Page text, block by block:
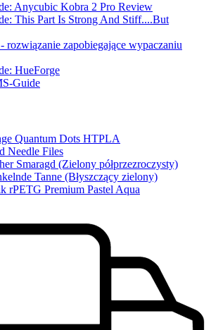
Anycubic Kobra 2 Pro Review
This Part Is Strong And Stiff....But
rozwiązanie zapobiegające wypaczaniu
HueForge
Guide
Quantum Dots HTPLA
Needle Files
Smaragd (Zielony półprzezroczysty)
Tanne (Błyszczący zielony)
rPETG Premium Pastel Aqua